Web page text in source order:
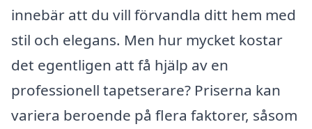
innebär att du vill förvandla ditt hem med
stil och elegans. Men hur mycket kostar
det egentligen att få hjälp av en
professionell tapetserare? Priserna kan
variera beroende på flera faktorer, såsom